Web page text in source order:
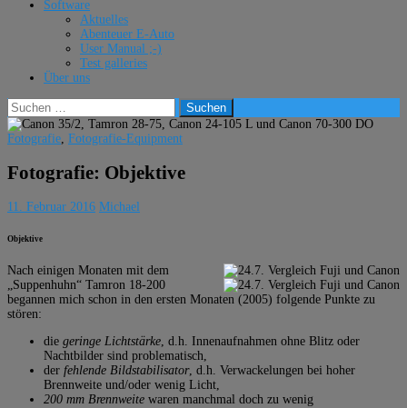
Software
Aktuelles
Abenteuer E-Auto
User Manual ;-)
Test galleries
Über uns
Suchen
nach:
Fotografie Fotografie-Equipment
Fotografie: Objektive
11. Februar 2016 Michael
Objektive
Nach einigen Monaten mit dem
„Suppenhuhn“ Tamron 18-200
begannen mich schon in den ersten Monaten (2005) folgende Punkte zu
stören:
die geringe Lichtstärke, d.h. Innenaufnahmen ohne Blitz oder
Nachtbilder sind problematisch,
der fehlende Bildstabilisator, d.h. Verwackelungen bei hoher
Brennweite und/oder wenig Licht,
200 mm Brennweite waren manchmal doch zu wenig